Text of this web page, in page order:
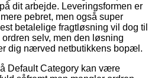
dit arbejde. Leveringsformen er
pebret, men også super
betalelige fragtløsning vil dog til
selv, men den løsning
dig nærved netbutikkens bopæl.
Default Category kan være